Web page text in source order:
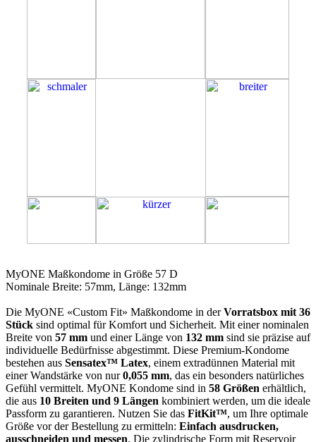
MyONE Maßkondome in Größe 57 D
Nominale Breite: 57mm, Länge: 132mm
Die MyONE «Custom Fit» Maßkondome in derVorratsbox mit 36
Stück sind optimal für Komfort und Sicherheit. Mit einer nominalen
Breite von 57 mm und einer Länge von 132 mm sind sie präzise auf
individuelle Bedürfnisse abgestimmt. Diese Premium-Kondome
bestehen aus Sensatex™ Latex, einem extradünnen Material mit
einer Wandstärke von nur0,055 mm, das ein besonders natürliches
Gefühl vermittelt. MyONE Kondome sind in 58 Größen erhältlich,
die aus 10 Breiten und 9 Längen kombiniert werden, um die ideale
Passform zu garantieren. Nutzen Sie das FitKit™, um Ihre optimale
Größe vor der Bestellung zu ermitteln: Einfach ausdrucken,
ausschneiden und messen. Die zylindrische Form mit Reservoir